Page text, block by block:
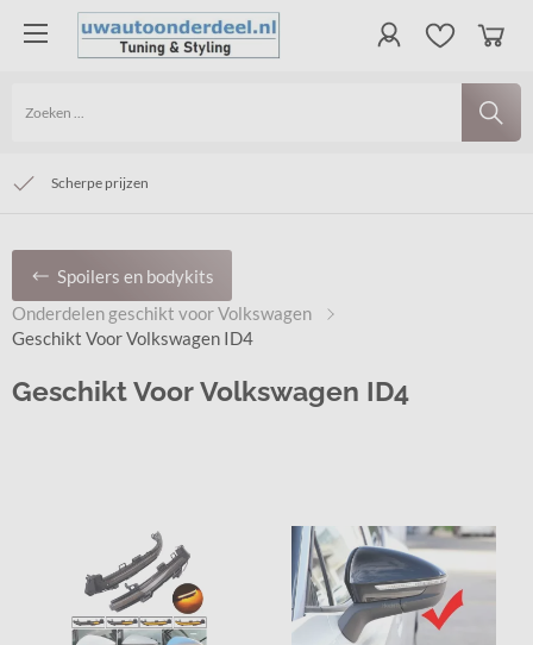
Veilig betalen en vertrouwd winkelen
Groot assortiment, ruime voorraad
Scherpe prijzen
Spoilers en bodykits
Onderdelen geschikt voor Volkswagen
Geschikt Voor Volkswagen ID4
Geschikt Voor Volkswagen ID4